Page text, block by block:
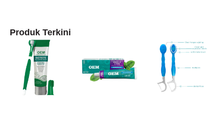
Produk Terkini